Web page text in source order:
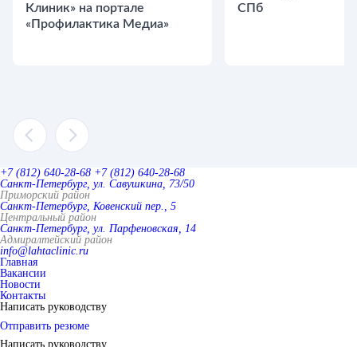
Клиник» на портале
«Профилактика Медиа»
СПб
+7 (812) 640-28-68 +7 (812) 640-28-68
Санкт-Петербург, ул. Савушкина, 73/50
Приморский район
Санкт-Петербург, Ковенский пер., 5
Центральный район
Санкт-Петербург, ул. Парфеновская, 14
Адмиралтейский район
info@lahtaclinic.ru
Главная
Вакансии
Новости
Контакты
Написать руководству
Отправить резюме
Написать руководству